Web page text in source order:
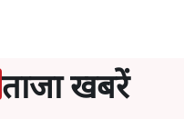
ताजा खबरें